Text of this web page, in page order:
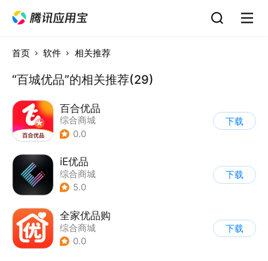
首页 软件 相关推荐
“百城优品”的相关推荐(29)
百合优品
综合商城
0.0
下载
iE优品
综合商城
5.0
下载
全家优品购
综合商城
0.0
下载